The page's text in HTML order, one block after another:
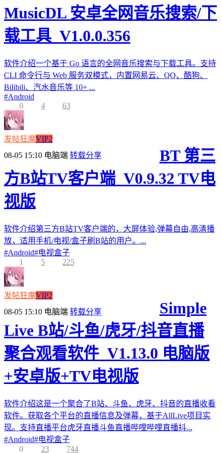
MusicDL 安卓全网音乐搜索/下
载工具_V1.0.0.356
软件介绍一个基于 Go 语言的全网音乐搜索与下载工具。支持
CLI 命令行与 Web 服务双模式，内置网易云、QQ、酷狗、
Bilibili、汽水音乐等 10+ ...
#Android
0
4 63
发帖狂魔VIP2
08-05 15:10 电脑端 转载分享
BT 第三
方B站TV客户端_V0.9.32 TV电
视版
软件介绍第三方B站TV客户端的，大屏体验,弹幕自由,高清播
放，适用手机/电视/盒子刷B站的用户。...
#Android#电视盒子
1
5 225
发帖狂魔VIP2
08-05 15:10 电脑端 转载分享
Simple
Live B站/斗鱼/虎牙/抖音直播
聚合观看软件_V1.13.0 电脑版
+安卓版+TV电视版
软件介绍这是一个聚合了B站、斗鱼、虎牙、抖音的直播收看
软件。获取各个平台的直播信息及弹幕，基于AllLive项目实
现。支持直播平台虎牙直播斗鱼直播哔哩哔哩直播抖...
#Android#电视盒子
0
23 744